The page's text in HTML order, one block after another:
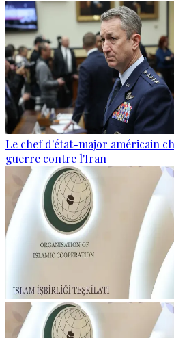
Le chef d'état-major américain
guerre contre l'Iran